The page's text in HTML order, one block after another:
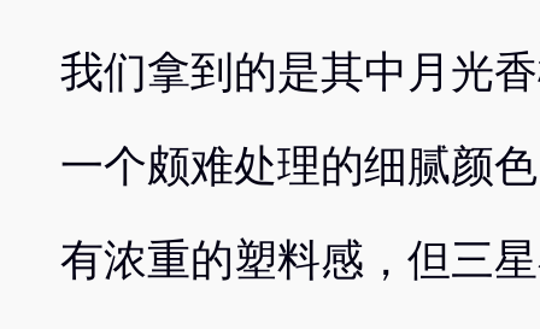
我们拿到的是其中月光
一个颇难处理的细腻颜
有浓重的塑料感，但三